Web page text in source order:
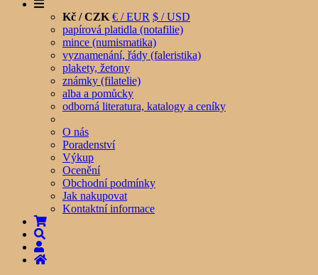
Kč / CZK € / EUR $ / USD
papírová platidla (notafilie)
mince (numismatika)
vyznamenání, řády (faleristika)
plakety, žetony
známky (filatelie)
alba a pomůcky
odborná literatura, katalogy a ceníky
O nás
Poradenství
Výkup
Ocenění
Obchodní podmínky
Jak nakupovat
Kontaktní informace